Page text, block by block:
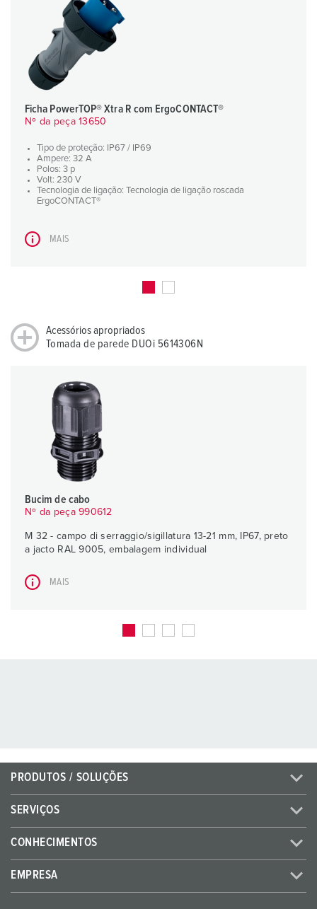
Ficha PowerTOP® Xtra R com ErgoCONTACT®
Nº da peça 13650
Tipo de proteção: IP67 / IP69
Ampere: 32 A
Polos: 3 p
Volt: 230 V
Tecnologia de ligação: Tecnologia de ligação roscada
ErgoCONTACT®
MAIS
Acessórios apropriados
Tomada de parede DUOi 5614306N
Bucim de cabo
Nº da peça 990612
M 32 - campo di serraggio/sigillatura 13-21 mm, IP67, preto
a jacto RAL 9005, embalagem individual
MAIS
PRODUTOS / SOLUÇÕES
SERVIÇOS
CONHECIMENTOS
EMPRESA